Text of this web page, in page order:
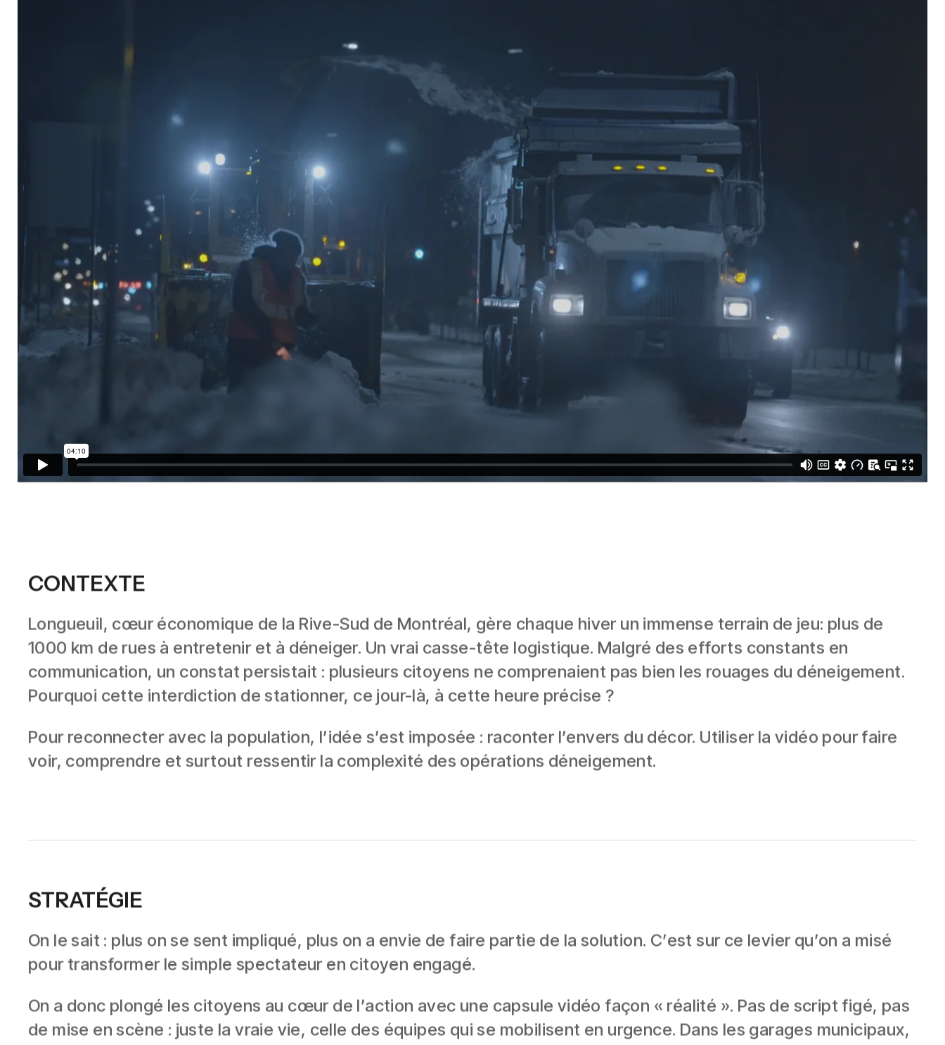
CONTEXTE
Longueuil, cœur économique de la Rive-Sud de Montréal, gère chaque hiver un immense terrain de jeu: plus de
1000 km de rues à entretenir et à déneiger. Un vrai casse-tête logistique. Malgré des efforts constants en
communication, un constat persistait : plusieurs citoyens ne comprenaient pas bien les rouages du déneigement.
Pourquoi cette interdiction de stationner, ce jour-là, à cette heure précise ?
Pour reconnecter avec la population, l’idée s’est imposée : raconter l’envers du décor. Utiliser la vidéo pour faire
voir, comprendre et surtout ressentir la complexité des opérations déneigement.
STRATÉGIE
On le sait : plus on se sent impliqué, plus on a envie de faire partie de la solution. C’est sur ce levier qu’on a misé
pour transformer le simple spectateur en citoyen engagé.
On a donc plongé les citoyens au cœur de l’action avec une capsule vidéo façon « réalité ». Pas de script figé, pas
de mise en scène : juste la vraie vie, celle des équipes qui se mobilisent en urgence. Dans les garages municipaux,